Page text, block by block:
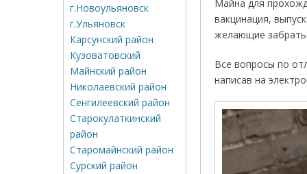
Майна для
вакцинация,
желающие
Все вопросы по
написав на
г.Новоульяновск
г.Ульяновск
Карсунский район
Кузоватовский
Майнский район
Николаевский район
Сенгилеевский район
Старокулаткинский
район
Старомайнский район
Сурский район